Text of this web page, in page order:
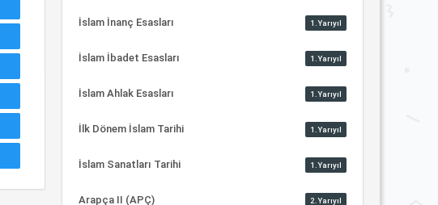
İslam İnanç Esasları 1.Yarıyıl
İslam İbadet Esasları 1.Yarıyıl
İslam Ahlak Esasları 1.Yarıyıl
İlk Dönem İslam Tarihi 1.Yarıyıl
İslam Sanatları Tarihi 1.Yarıyıl
Arapça II (APÇ) 2.Yarıyıl